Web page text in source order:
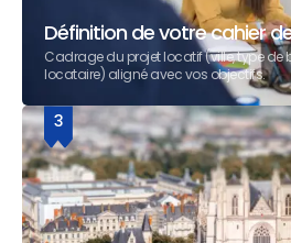
Définition de votre cahier
Cadrage du projet locatif (ville, type de
locataire) aligné avec vos objectifs.
3